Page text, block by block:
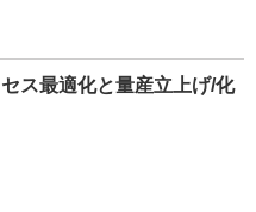
ス最適化と量産立上げ/化